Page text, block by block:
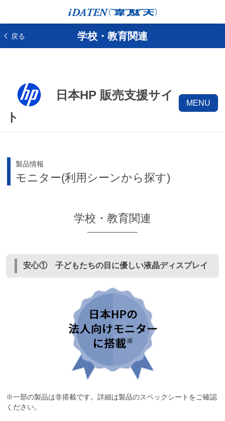
戻る 学校・教育関連
日本HP 販売支援サイ
ト
MENU
製品情報
モニター(利用シーンから探す)
学校・教育関連
安心① 子どもたちの目に優しい液晶ディスプレイ
※一部の製品は非搭載です。詳細は製品のスペックシートをご確認
ください。